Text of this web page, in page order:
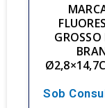
GROSSO
Sob